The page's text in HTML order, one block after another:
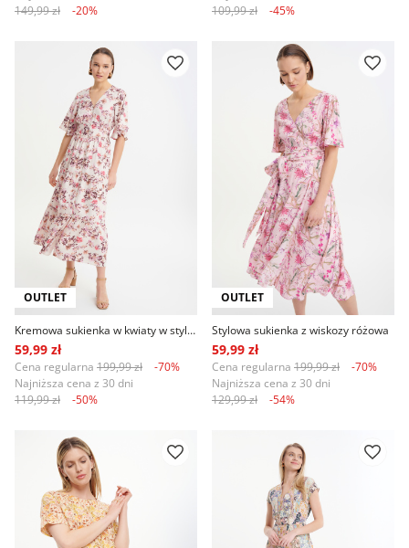
149,99 zł
-20%
109,99 zł
-45%
OUTLET
Kremowa sukienka w kwiaty w stylu casual
59,99 zł
Cena regularna 199,99 zł
-70%
Najniższa cena z 30 dni
119,99 zł
-50%
OUTLET
Stylowa sukienka z wiskozy różowa
59,99 zł
Cena regularna 199,99 zł
-70%
Najniższa cena z 30 dni
129,99 zł
-54%